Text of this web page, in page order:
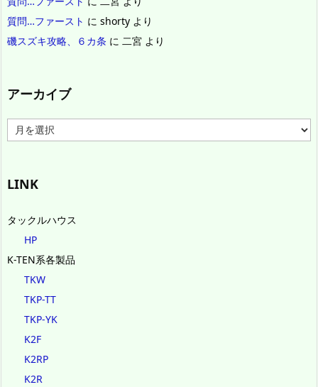
質問…ファースト に shorty より
磯スズキ攻略、６カ条 に 二宮 より
アーカイブ
ー
ブ
LINK
タックルハウス
HP
K-TEN系各製品
TKW
TKP-TT
TKP-YK
K2F
K2RP
K2R